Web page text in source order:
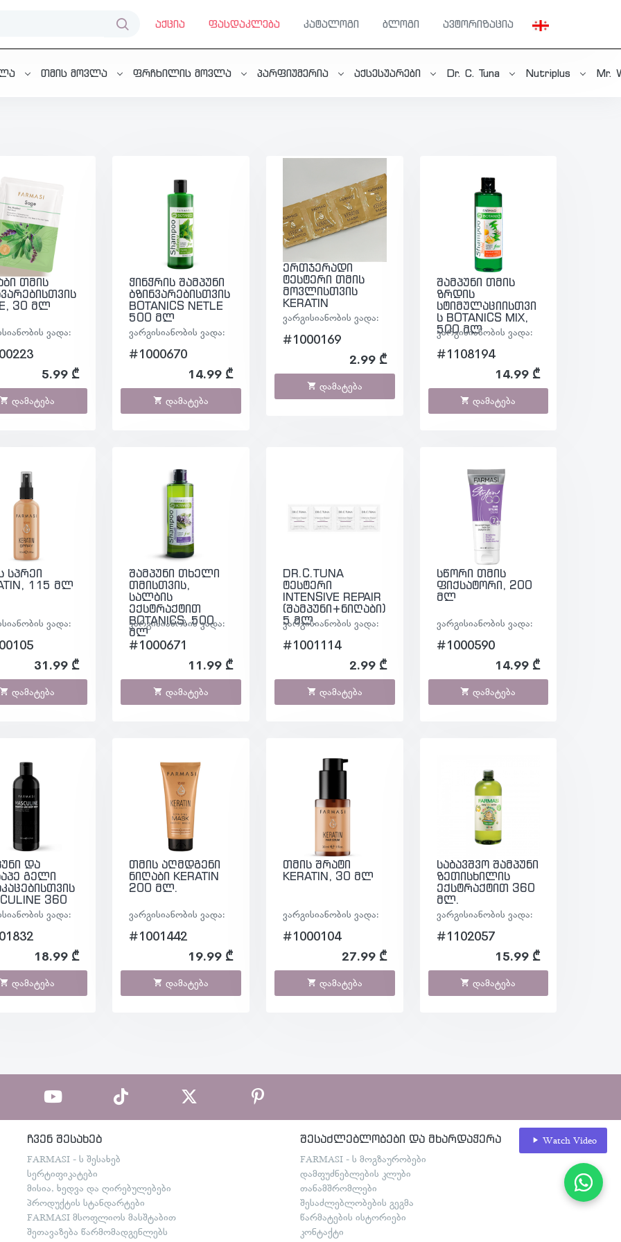
აქცია ფასდაკლება კატალოგი ბლოგი ავტორიზაცია
თმის მოვლა ფრჩხილის მოვლა პარფიუმერია აქსესუარები Dr. C. Tuna Nutriplus Mr.
თმის
30 მლ
ვადა:
5.99 ₾
დამატება
ჭინჭრის შამპუნი
ბზინვარებისთვის
BOTANICS NETLE
500 მლ
ვარგისიანობის ვადა:
#1000670
14.99 ₾
დამატება
ერთჯერადი
ტესტერი თმის
მოვლისთვის
KERATIN
ვარგისიანობის ვადა:
#1000169
2.99 ₾
დამატება
შამპუნი თმის
ზრდის
სტიმულაციისთვი
ს BOTANICS MIX,
500 მლ
ვარგისიანობის ვადა:
#1108194
14.99 ₾
დამატება
სპრეი
115 მლ
ვადა:
31.99 ₾
დამატება
შამპუნი თხელი
თმისთვის,
სალბის
ექსტრაქტით
BOTANICS, 500
მლ
ვარგისიანობის ვადა:
#1000671
11.99 ₾
დამატება
DR.C.TUNA
ტესტერი
INTENSIVE REPAIR
(შამპუნი+ნიღაბი)
5 მლ.
ვარგისიანობის ვადა:
#1001114
2.99 ₾
დამატება
სწორი თმის
ფიქსატორი, 200
მლ
ვარგისიანობის ვადა:
#1000590
14.99 ₾
დამატება
და
გელი
360
ვადა:
18.99 ₾
დამატება
თმის აღმდგენი
ნიღაბი KERATIN
200 მლ.
ვარგისიანობის ვადა:
#1001442
19.99 ₾
დამატება
თმის შრატი
KERATIN, 30 მლ
ვარგისიანობის ვადა:
#1000104
27.99 ₾
დამატება
საბავშვო შამპუნი
ზეთისხილის
ექსტრაქტით 360
მლ.
ვარგისიანობის ვადა:
#1102057
15.99 ₾
დამატება
ჩვენ შესახებ
FARMASI - ს შესახებ
სერტიფიკატები
მისია, ხედვა და ღირებულებები
პროდუქტის სტანდარტები
FARMASI მსოფლიოს მასშტაბით
შეთავაზება წარმომადგენლებს
შესაძლებლობები და მხარდაჭერა
FARMASI - ს მოგზაურობები
დამფუძნებლების კლუბი
თანამშრომლები
შესაძლებლობების გეგმა
წარმატების ისტორიები
კონტაქტი
Watch Video